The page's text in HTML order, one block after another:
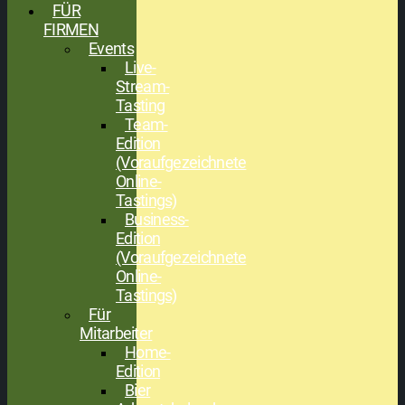
FÜR
FIRMEN
Events
Live-
Stream-
Tasting
Team-
Edition
(Voraufgezeichnete
Online-
Tastings)
Business-
Edition
(Voraufgezeichnete
Online-
Tastings)
Für
Mitarbeiter
Home-
Edition
Bier